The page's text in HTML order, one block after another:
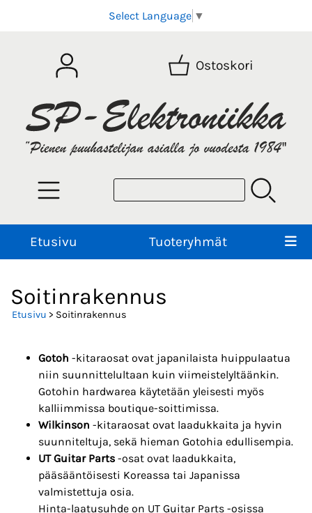
Select Language ▼
Ostoskori
Etusivu Tuoteryhmät
Soitinrakennus
Etusivu > Soitinrakennus
Gotoh -kitaraosat ovat japanilaista huippulaatua
niin suunnittelultaan kuin viimeistelyltäänkin.
Gotohin hardwarea käytetään yleisesti myös
kalliimmissa boutique-soittimissa.
Wilkinson -kitaraosat ovat laadukkaita ja hyvin
suunniteltuja, sekä hieman Gotohia edullisempia.
UT Guitar Parts -osat ovat laadukkaita,
pääsääntöisesti Koreassa tai Japanissa
valmistettuja osia.
Hinta-laatusuhde on UT Guitar Parts -osissa